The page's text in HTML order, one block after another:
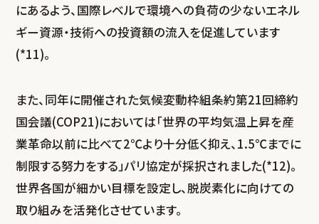
にあるよう、国際レベルで環境への負荷の少ないエネル
ギー資源・技術への投資額の流入を促進しています
(*11)。
また、同年に開催された気候変動枠組条約第21回締約
国会議(COP21)においては「世界の平均気温上昇を産
業革命以前に比べて2℃より十分低く抑え、1.5℃までに
制限する努力をする」パリ協定が採択されました(*12)。
世界各国が細かい目標を設定し、脱炭素化に向けての
取り組みを活発化させています。